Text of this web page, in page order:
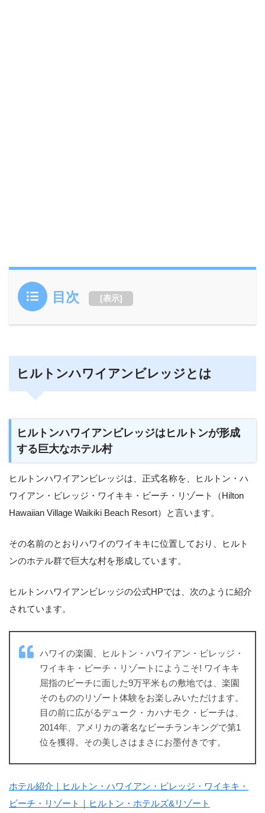
目次 [表示]
ヒルトンハワイアンビレッジとは
ヒルトンハワイアンビレッジはヒルトンが形成
する巨大なホテル村
ヒルトンハワイアンビレッジは、正式名称を、ヒルトン・ハ
ワイアン・ビレッジ・ワイキキ・ビーチ・リゾート（Hilton
Hawaiian Village Waikiki Beach Resort）と言います。
その名前のとおりハワイのワイキキに位置しており、ヒルト
ンのホテル群で巨大な村を形成しています。
ヒルトンハワイアンビレッジの公式HPでは、次のように紹介
されています。
ハワイの楽園、ヒルトン・ハワイアン・ビレッジ・
ワイキキ・ビーチ・リゾートにようこそ! ワイキキ
屈指のビーチに面した9万平米もの敷地では、楽園
そのもののリゾート体験をお楽しみいただけます。
目の前に広がるデューク・カハナモク・ビーチは、
2014年、アメリカの著名なビーチランキングで第1
位を獲得。その美しさはまさにお墨付きです。
ホテル紹介｜ヒルトン・ハワイアン・ビレッジ・ワイキキ・
ビーチ・リゾート｜ヒルトン・ホテルズ&リゾート